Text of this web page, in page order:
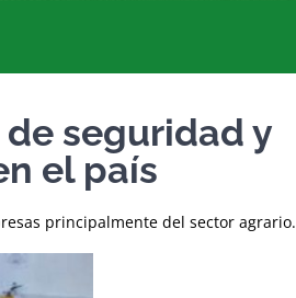
seguridad y
el país
principalmente del sector agrario.